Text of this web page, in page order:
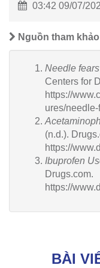
03:42 09/07/
Nguồn tham khảo
Needle
Centers for
https://
ures/
(n.d.).
https://
Ibuprofen
Drugs.com.
https://
BÀI